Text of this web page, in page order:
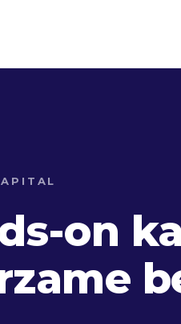
on